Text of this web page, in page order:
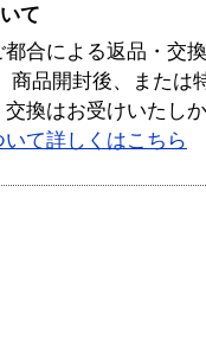
て
都合による返品・交
商品開封後、または
交換はお受けいたし
て詳しくはこちら